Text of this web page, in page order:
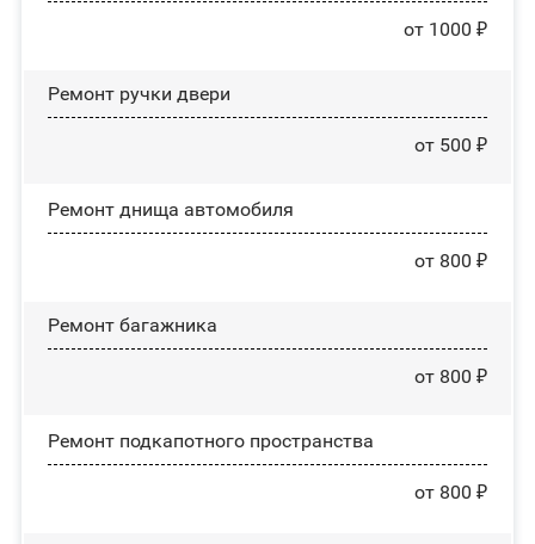
от 1000 ₽
Ремонт ручки двери
от 500 ₽
Ремонт днища автомобиля
от 800 ₽
Ремонт багажника
от 800 ₽
Ремонт подкапотного пространства
от 800 ₽